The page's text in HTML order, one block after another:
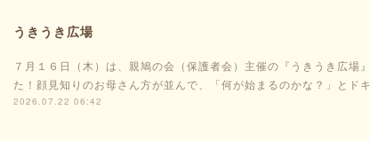
うきうき広場
７月１６日（木）は、親鳩の会（保護者会）主催の『うきうき広
た！顔見知りのお母さん方が並んで、「何が始まるのかな？」と
2026.07.22 06:42